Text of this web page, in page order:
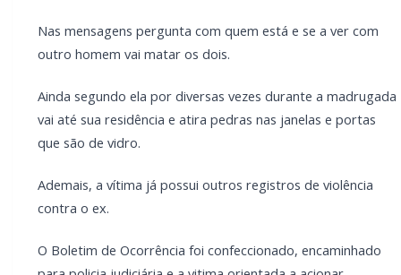
Nas mensagens pergunta com quem está e se a ver com
outro homem vai matar os dois.
Ainda segundo ela por diversas vezes durante a madrugada
vai até sua residência e atira pedras nas janelas e portas
que são de vidro.
Ademais, a vítima já possui outros registros de violência
contra o ex.
O Boletim de Ocorrência foi confeccionado, encaminhado